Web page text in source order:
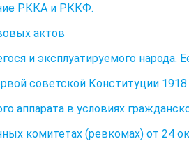
РККА и РККФ.
актов
и эксплуатируемого народа.
советской Конституции
аппарата в условиях
комитетах (ревкомах) от 24